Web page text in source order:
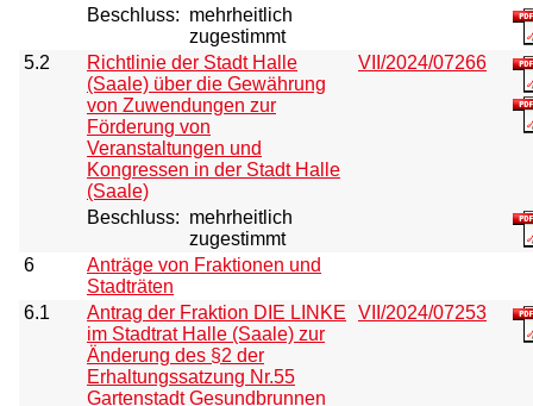
Beschluss: mehrheitlich
zugestimmt
5.2
Richtlinie der Stadt Halle
(Saale) über die Gewährung
von Zuwendungen zur
Förderung von
Veranstaltungen und
Kongressen in der Stadt Halle
(Saale)
VII/2024/07266
Beschluss: mehrheitlich
zugestimmt
6
Anträge von Fraktionen und
Stadträten
6.1
Antrag der Fraktion DIE LINKE
im Stadtrat Halle (Saale) zur
Änderung des §2 der
Erhaltungssatzung Nr.55
Gartenstadt Gesundbrunnen
VII/2024/07253